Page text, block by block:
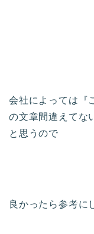
会社によっては『
の文章間違えてな
と思うので
良かったら参考に